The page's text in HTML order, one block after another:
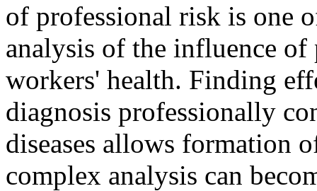
of professional risk is one
analysis of the influence
workers' health. Finding
diagnosis professionally
diseases allows formation
complex analysis can